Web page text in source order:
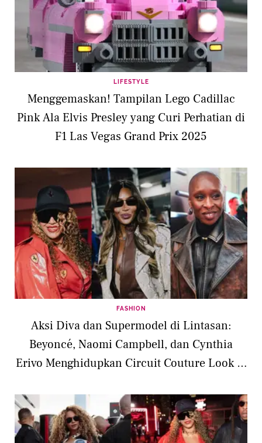
LIFESTYLE
Menggemaskan! Tampilan Lego Cadillac
Pink Ala Elvis Presley yang Curi Perhatian di
F1 Las Vegas Grand Prix 2025
FASHION
Aksi Diva dan Supermodel di Lintasan:
Beyoncé, Naomi Campbell, dan Cynthia
Erivo Menghidupkan Circuit Couture Look di